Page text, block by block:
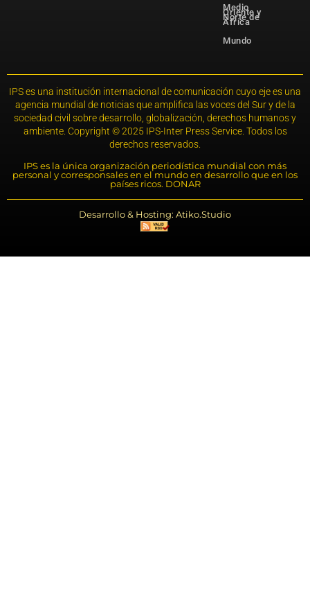
Medio
Oriente y
Norte de
África
Mundo
IPS es una institución internacional de comunicación cuyo eje es una
agencia mundial de noticias que amplifica las voces del Sur y de la
sociedad civil sobre desarrollo, globalización, derechos humanos y
ambiente. Copyright © 2025 IPS-Inter Press Service. Todos los
derechos reservados.
IPS es la única organización periodística mundial con más
personal y corresponsales en el mundo en desarrollo que en los
países ricos. DONAR
Desarrollo & Hosting: Atiko.Studio